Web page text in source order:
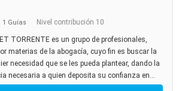
1 Guías Nivel contribución 10
TORRENTE es un grupo de profesionales,
materias de la abogacía, cuyo fin es buscar la
necesidad que se les pueda plantear, dando la
necesaria a quien deposita su confianza en...